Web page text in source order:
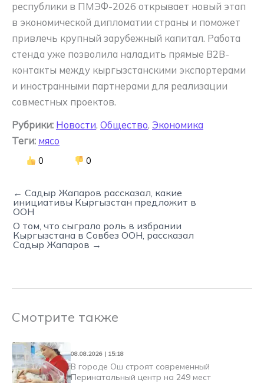
республики в ПМЭФ-2026 открывает новый этап
в экономической дипломатии страны и поможет
привлечь крупный зарубежный капитал. Работа
стенда уже позволила наладить прямые B2B-
контакты между кыргызстанскими экспортерами
и иностранными партнерами для реализации
совместных проектов.
Рубрики: Новости, Общество, Экономика
Теги: мясо
0 0
← Садыр Жапаров рассказал, какие
инициативы Кыргызстан предложит в
ООН
О том, что сыграло роль в избрании
Кыргызстана в Совбез ООН, рассказал
Садыр Жапаров →
Смотрите также
08.08.2026 | 15:18
В городе Ош строят современный
Перинатальный центр на 249 мест